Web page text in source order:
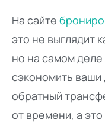
На сайте
это не выглядит
но на самом
сэкономить ваши
обратный
от времени, а